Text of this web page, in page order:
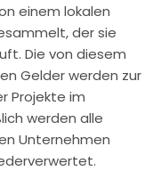
einem lokalen
der sie
Die von diesem
Gelder werden zur
Projekte im
werden alle
Unternehmen